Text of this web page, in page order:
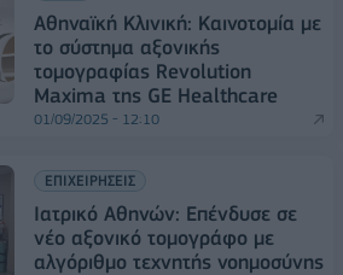
Αθηναϊκή Κλινική: Καινοτομία με
το σύστημα αξονικής
τομογραφίας Revolution
Maxima της GE Healthcare
01/09/2025 - 12:10
ΕΠΙΧΕΙΡΗΣΕΙΣ
Ιατρικό Αθηνών: Επένδυσε σε
νέο αξονικό τομογράφο με
αλγόριθμο τεχνητής νοημοσύνης